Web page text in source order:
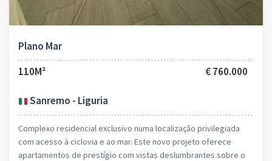
Plano Mar
110M²
€ 760.000
Sanremo - Liguria
Complexo residencial exclusivo numa localização privilegiada
com acesso à ciclovia e ao mar. Este novo projeto oferece
apartamentos de prestígio com vistas deslumbrantes sobre o